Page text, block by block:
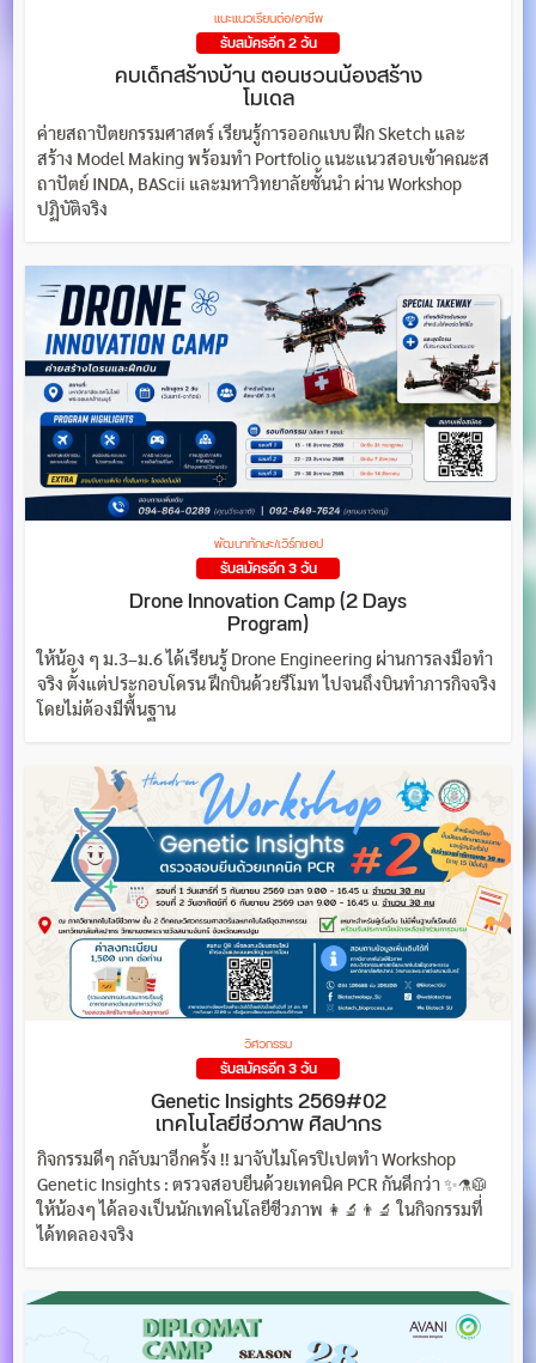
แนะแนวเรียนต่อ/อาชีพ
รับสมัครอีก 2 วัน
คบเด็กสร้างบ้าน ตอนชวนน้องสร้าง
โมเดล
ค่ายสถาปัตยกรรมศาสตร์ เรียนรู้การออกแบบ ฝึก Sketch และ
สร้าง Model Making พร้อมทำ Portfolio แนะแนวสอบเข้าคณะส
ถาปัตย์ INDA, BAScii และมหาวิทยาลัยชั้นนำ ผ่าน Workshop
ปฏิบัติจริง
พัฒนาทักษะ/เวิร์กชอป
รับสมัครอีก 3 วัน
Drone Innovation Camp (2 Days
Program)
ให้น้อง ๆ ม.3–ม.6 ได้เรียนรู้ Drone Engineering ผ่านการลงมือทำ
จริง ตั้งแต่ประกอบโดรน ฝึกบินด้วยรีโมท ไปจนถึงบินทำภารกิจจริง
โดยไม่ต้องมีพื้นฐาน
วิศวกรรม
รับสมัครอีก 3 วัน
Genetic Insights 2569#02
เทคโนโลยีชีวภาพ ศิลปากร
กิจกรรมดีๆ กลับมาอีกครั้ง !! มาจับไมโครปิเปตทำ Workshop
Genetic Insights : ตรวจสอบยีนด้วยเทคนิค PCR กันดีกว่า ✨⚗️🥼
ให้น้องๆ ได้ลองเป็นนักเทคโนโลยีชีวภาพ 👩‍🔬👨‍🔬 ในกิจกรรมที่
ได้ทดลองจริง